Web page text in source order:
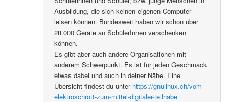
Ausbildung, die sich keinen eigenen Computer
leisen können. Bundesweit haben wir schon über
28.000 Geräte an SchülerInnen verschenken
können.
Es gibt aber auch andere Organisationen mit
anderem Schwerpunkt. Es ist für jeden Geschmack
etwas dabei und auch in deiner Nähe. Eine
Übersicht findest du unter https://gnulinux.ch/vom-
elektroschrott-zum-mittel-digitaler-teilhabe